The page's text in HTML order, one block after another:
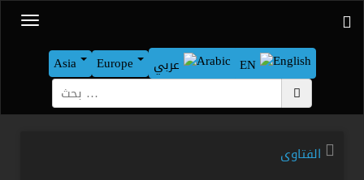
Asia Europe EN
بحث
الفتاوى